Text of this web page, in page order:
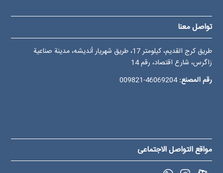
تواصل معنا
طريق كرج القديم، کيلومتر 17، طريق شهريار أنديشه، مدينة صناعية
زاگرس، شارع اقتصاد، رقم 14
رقم المصنع:46069204-009821
مواقع التواصل الاجتماعی